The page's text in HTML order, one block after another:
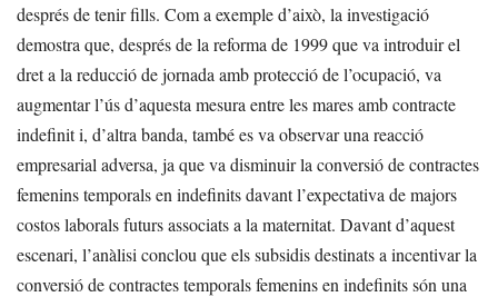
després de tenir fills. Com a exemple d’això, la investigació
demostra que, després de la reforma de 1999 que va introduir el
dret a la reducció de jornada amb protecció de l’ocupació, va
augmentar l’ús d’aquesta mesura entre les mares amb contracte
indefinit i, d’altra banda, també es va observar una reacció
empresarial adversa, ja que va disminuir la conversió de contractes
femenins temporals en indefinits davant l’expectativa de majors
costos laborals futurs associats a la maternitat. Davant d’aquest
escenari, l’anàlisi conclou que els subsidis destinats a incentivar la
conversió de contractes temporals femenins en indefinits són una